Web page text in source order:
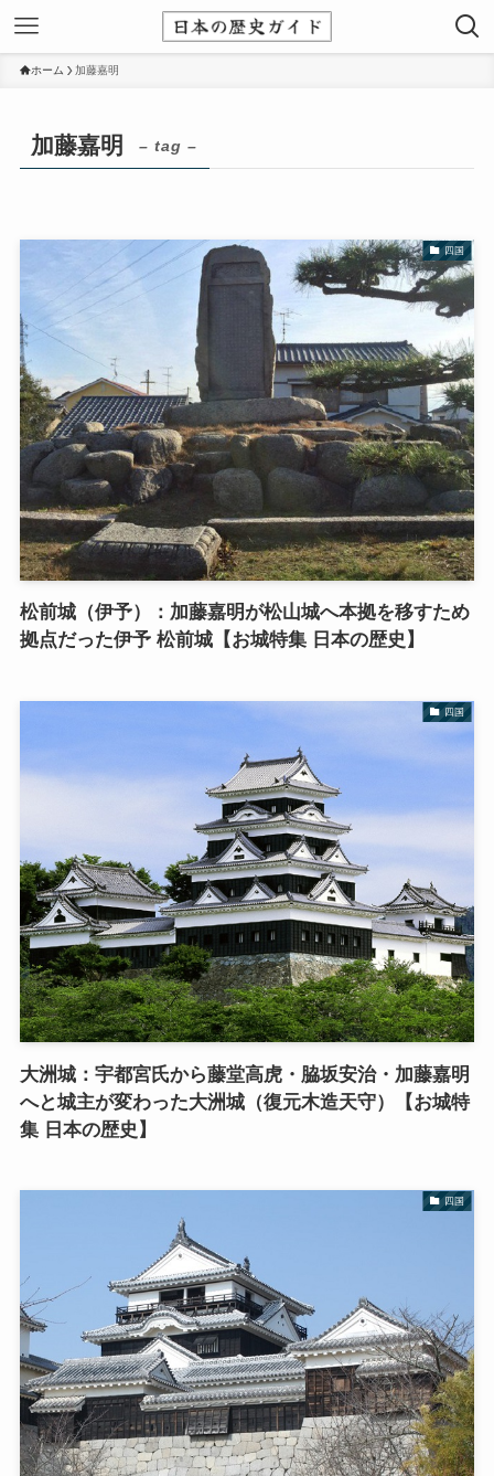
ホーム 加藤嘉明
加藤嘉明 – tag –
四国
松前城（伊予）：加藤嘉明が松山城へ本拠を移すため
拠点だった伊予 松前城【お城特集 日本の歴史】
四国
大洲城：宇都宮氏から藤堂高虎・脇坂安治・加藤嘉明
へと城主が変わった大洲城（復元木造天守）【お城特
集 日本の歴史】
四国